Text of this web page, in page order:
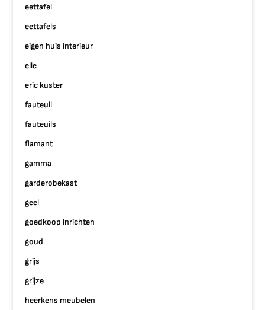
eettafel
eettafels
eigen huis interieur
elle
eric kuster
fauteuil
fauteuils
flamant
gamma
garderobekast
geel
goedkoop inrichten
goud
grijs
grijze
heerkens meubelen